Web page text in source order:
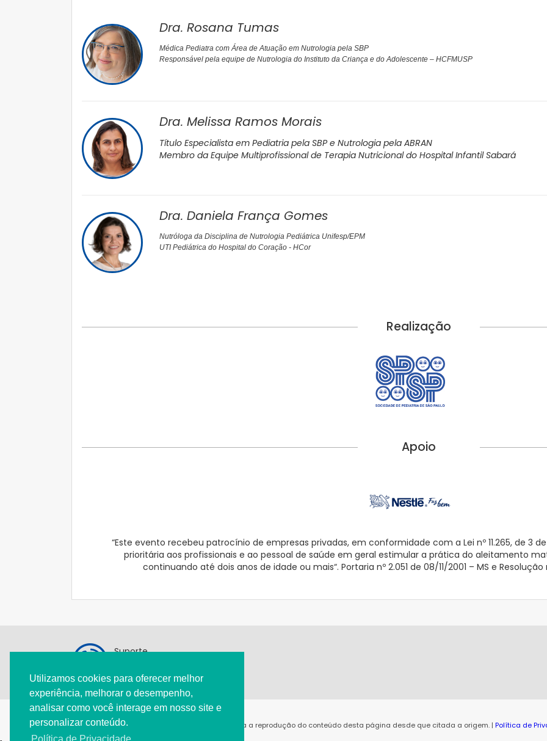
Utilizamos cookies para oferecer melhor
experiência, melhorar o desempenho,
analisar como você interage em nosso site e
personalizar conteúdo.
Dra. Rosana Tumas
Médica Pediatra com Área de Atuação em Nutrologia pela SBP
Responsável pela equipe de Nutrologia do Instituto da Criança e do Adolescente – HCFMUSP
Dra. Melissa Ramos Morais
Título Especialista em Pediatria pela SBP e Nutrologia pela ABRAN
Membro da Equipe Multiprofissional de Terapia Nutricional do Hospital Infantil Sabará
Dra. Daniela França Gomes
Nutróloga da Disciplina de Nutrologia Pediátrica Unifesp/EPM
UTI Pediátrica do Hospital do Coração - HCor
Realização
Apoio
“Este evento recebeu patrocínio de empresas privadas, em conformidade com a Lei nº 11.265, de 3
prioritária aos profissionais e ao pessoal de saúde em geral estimular a prática do aleitamento
continuando até dois anos de idade ou mais“. Portaria nº 2.051 de 08/11/2001 – MS e
Suporte
pediatria@spsp.org.br
@2021 - Todos os direitos reservados. É permitida a reprodução do conteúdo desta página desde que citada a origem. | Política de